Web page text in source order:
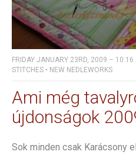
FRIDAY JANUARY 23RD, 2009 – 10:16
STITCHES • NEW NEDLEWORKS
Ami még
újdonságok
Sok minden csak Karácsony